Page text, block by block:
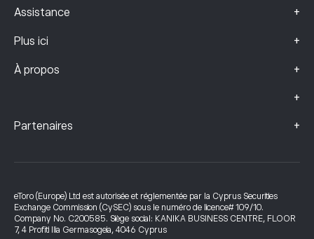
Assistance +
Plus ici +
À propos +
+
Partenaires +
eToro (Europe) Ltd est autorisée et réglementée par la Cyprus Securities
Exchange Commission (CySEC) sous le numéro de licence# 109/10.
Company No. C200585. Siège social: KANIKA BUSINESS CENTRE, FLOOR
7, 4 Profiti Ilia Germasogeia, 4046 Cyprus